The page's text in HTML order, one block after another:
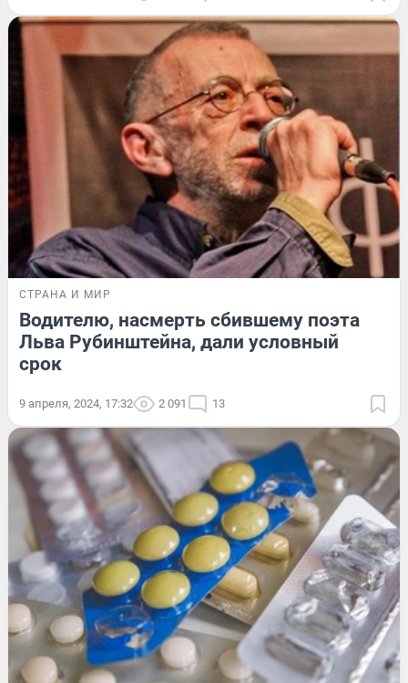
СТРАНА И МИР
Водителю, насмерть сбившему поэта
Льва Рубинштейна, дали условный
срок
9 апреля, 2024, 17:32 2 091 13